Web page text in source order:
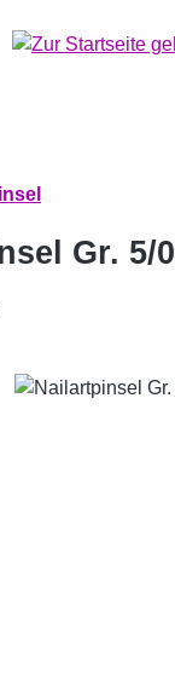
Gr. 5/0